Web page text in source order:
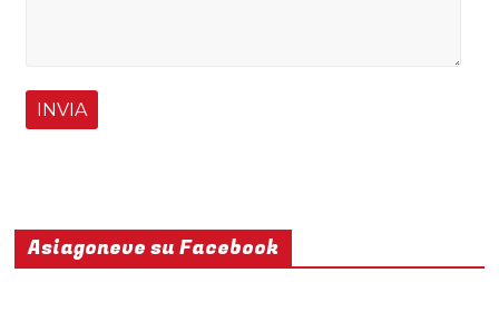
Asiagoneve su Facebook